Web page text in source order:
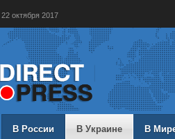
22 октября 2017
В России В Украине В